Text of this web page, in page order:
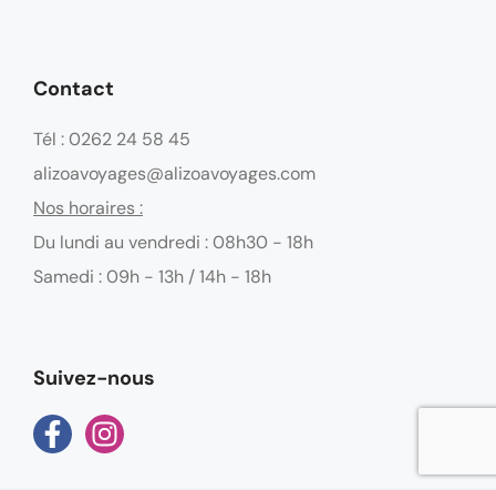
Contact
Tél : 0262 24 58 45
alizoavoyages@alizoavoyages.com
Nos horaires :
Du lundi au vendredi : 08h30 - 18h
Samedi : 09h - 13h / 14h - 18h
Suivez-nous